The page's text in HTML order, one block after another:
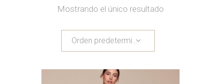
Mostrando el único resultado
Orden predeterminado